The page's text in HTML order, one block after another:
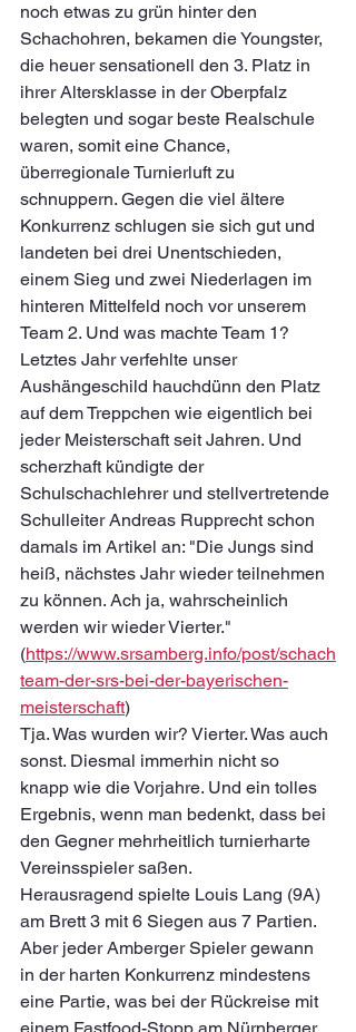
noch etwas zu grün hinter den
Schachohren, bekamen die Youngster,
die heuer sensationell den 3. Platz in
ihrer Altersklasse in der Oberpfalz
belegten und sogar beste Realschule
waren, somit eine Chance,
überregionale Turnierluft zu
schnuppern. Gegen die viel ältere
Konkurrenz schlugen sie sich gut und
landeten bei drei Unentschieden,
einem Sieg und zwei Niederlagen im
hinteren Mittelfeld noch vor unserem
Team 2. Und was machte Team 1?
Letztes Jahr verfehlte unser
Aushängeschild hauchdünn den Platz
auf dem Treppchen wie eigentlich bei
jeder Meisterschaft seit Jahren. Und
scherzhaft kündigte der
Schulschachlehrer und stellvertretende
Schulleiter Andreas Rupprecht schon
damals im Artikel an: "Die Jungs sind
heiß, nächstes Jahr wieder teilnehmen
zu können. Ach ja, wahrscheinlich
werden wir wieder Vierter."
(https://www.srsamberg.info/post/schach
team-der-srs-bei-der-bayerischen-
meisterschaft)
Tja. Was wurden wir? Vierter. Was auch
sonst. Diesmal immerhin nicht so
knapp wie die Vorjahre. Und ein tolles
Ergebnis, wenn man bedenkt, dass bei
den Gegner mehrheitlich turnierharte
Vereinsspieler saßen.
Herausragend spielte Louis Lang (9A)
am Brett 3 mit 6 Siegen aus 7 Partien.
Aber jeder Amberger Spieler gewann
in der harten Konkurrenz mindestens
eine Partie, was bei der Rückreise mit